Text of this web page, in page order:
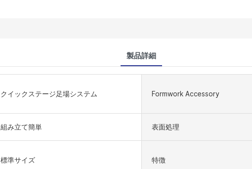
製品詳細
クイックステージ足場システム Formwork Accessory
組み立て簡単 表面処理
標準サイズ 特徴